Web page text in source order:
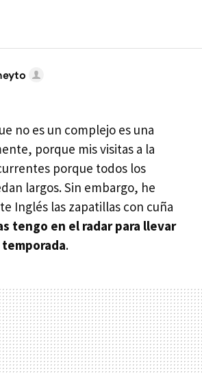
no es un complejo es una
porque mis visitas a la
porque todos los
largos. Sin embargo, he
Inglés las zapatillas con cuña
tengo en el radar para llevar
.